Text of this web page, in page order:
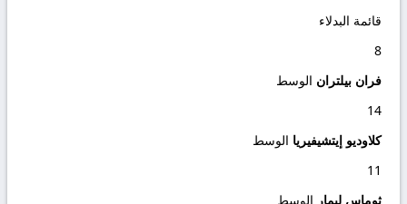
قائمة البدلاء
8
فران بيلتران الوسط
14
كلاوديو إيتشيفيريا الوسط
11
ثوماس ليمار الوسط